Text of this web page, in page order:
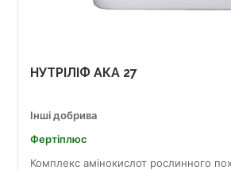
НУТРІЛІФ АКА 27
Інші добрива
Фертіплюс
Комплекс амінокислот рослинного